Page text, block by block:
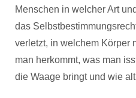
Menschen in welcher Art
das
verletzt, in welchem Körper
man herkommt, was man
die Waage bringt und wie